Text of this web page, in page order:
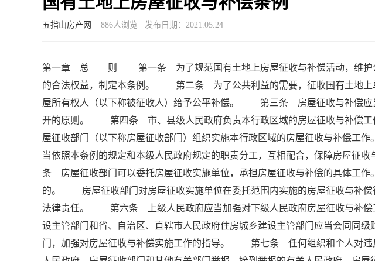
五指山房产网 886人浏览 发布日期：2021.05.24
第一章 总 则 第一条 为了规范国有土地上房屋征收与补偿活动，维护公
的合法权益，制定本条例。 第二条 为了公共利益的需要，征收国有土地上
屋所有权人（以下称被征收人）给予公平补偿。 第三条 房屋征收与补偿应
开的原则。 第四条 市、县级人民政府负责本行政区域的房屋征收与补偿
屋征收部门（以下称房屋征收部门）组织实施本行政区域的房屋征收与补偿
当依照本条例的规定和本级人民政府规定的职责分工，互相配合，保障房屋
条 房屋征收部门可以委托房屋征收实施单位，承担房屋征收与补偿的具体工作
的。 房屋征收部门对房屋征收实施单位在委托范围内实施的房屋征收与补偿
法律责任。 第六条 上级人民政府应当加强对下级人民政府房屋征收与补
设主管部门和省、自治区、直辖市人民政府住房城乡建设主管部门应当会同同
门，加强对房屋征收与补偿实施工作的指导。 第七条 任何组织和个人对违